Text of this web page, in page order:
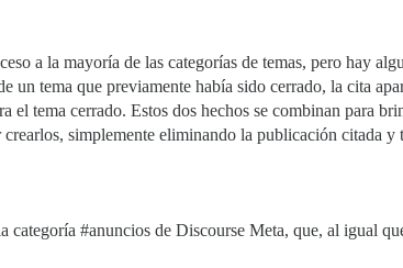
a la mayoría de las categorías de temas, pero hay
tema que previamente había sido cerrado, la cita
el tema cerrado. Estos dos hechos se combinan para
simplemente eliminando la publicación citada
categoría #anuncios de Discourse Meta, que, al igual